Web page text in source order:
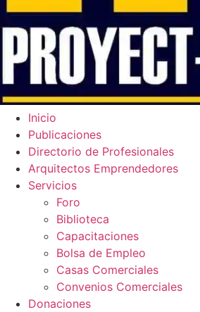
Inicio
Publicaciones
Directorio de Profesionales
Arquitectos Emprendedores
Servicios
Foro
Biblioteca
Capacitaciones
Bolsa de Empleo
Casas Comerciales
Convenios Comerciales
Donaciones